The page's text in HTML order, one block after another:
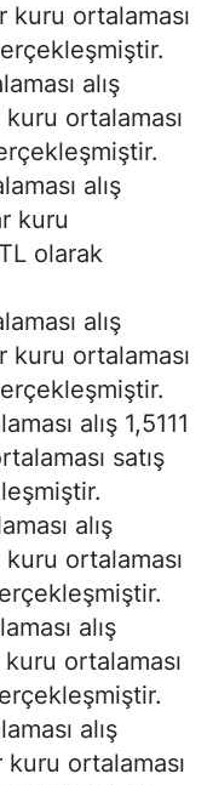
kuru ortalaması
alış
ortalaması
alış
kuru
olarak
alış
kuru ortalaması
alış 1,5111
satış
alış
ortalaması
alış
ortalaması
alış
ortalaması